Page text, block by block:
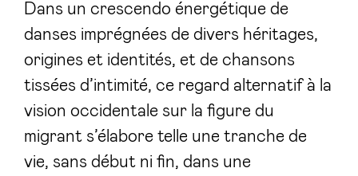
Dans un crescendo énergétique de
danses imprégnées de divers héritages,
origines et identités, et de chansons
tissées d’intimité, ce regard alternatif à la
vision occidentale sur la figure du
migrant s’élabore telle une tranche de
vie, sans début ni fin, dans une